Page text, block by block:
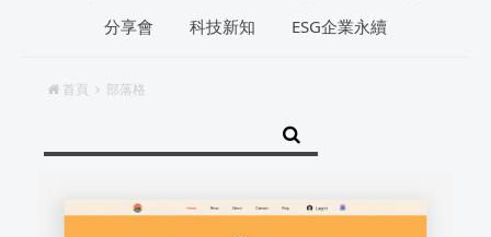
分享會
科技新知 ESG企業永續
首頁 部落格